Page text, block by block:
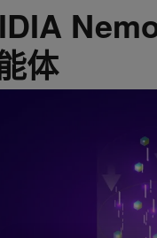
体